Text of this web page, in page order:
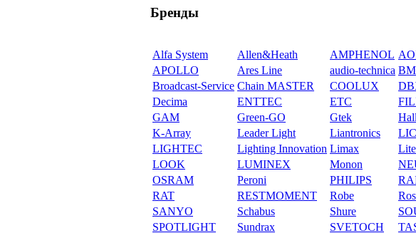
Бренды
Alfa System Allen&Heath AMPHENOL
APOLLO
Ares Line audio-technica
Broadcast-Service Chain MASTER COOLUX
Decima
ENTTEC ETC
GAM
Green-GO Gtek
K-Array
Leader Light Liantronics
LIGHTEC
Lighting Innovation Limax
LOOK
LUMINEX Monon
OSRAM
Peroni PHILIPS
RAT
RESTMOMENT Robe
SANYO
Schabus Shure
SPOTLIGHT
Sundrax SVETOCH